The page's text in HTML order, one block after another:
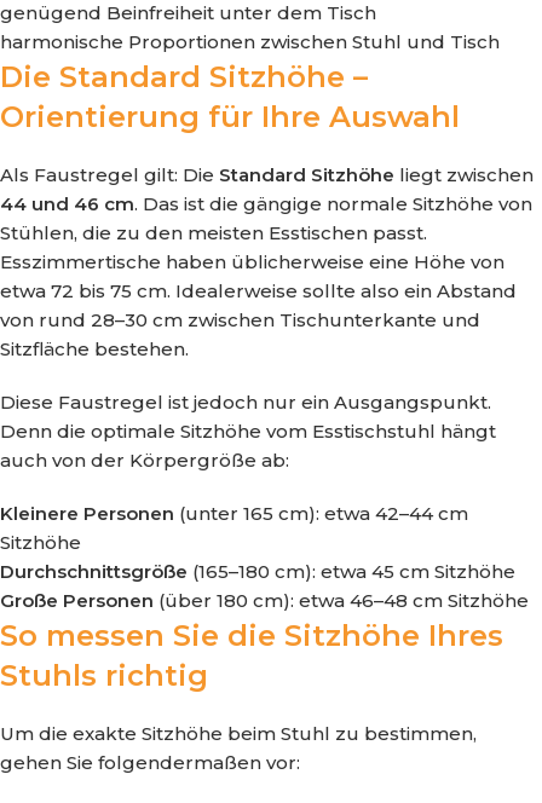
genügend Beinfreiheit unter dem Tisch
harmonische Proportionen zwischen Stuhl und Tisch
Die Standard Sitzhöhe –
Orientierung für Ihre Auswahl
Als Faustregel gilt: Die Standard Sitzhöhe liegt zwischen
44 und 46 cm. Das ist die gängige normale Sitzhöhe von
Stühlen, die zu den meisten Esstischen passt.
Esszimmertische haben üblicherweise eine Höhe von
etwa 72 bis 75 cm. Idealerweise sollte also ein Abstand
von rund 28–30 cm zwischen Tischunterkante und
Sitzfläche bestehen.
Diese Faustregel ist jedoch nur ein Ausgangspunkt.
Denn die optimale Sitzhöhe vom Esstischstuhl hängt
auch von der Körpergröße ab:
Kleinere Personen (unter 165 cm): etwa 42–44 cm
Sitzhöhe
Durchschnittsgröße (165–180 cm): etwa 45 cm Sitzhöhe
Große Personen (über 180 cm): etwa 46–48 cm Sitzhöhe
So messen Sie die Sitzhöhe Ihres
Stuhls richtig
Um die exakte Sitzhöhe beim Stuhl zu bestimmen,
gehen Sie folgendermaßen vor: